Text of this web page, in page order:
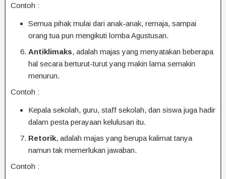
Contoh :
Semua pihak mulai dari anak-anak, remaja, sampai
orang tua pun mengikuti lomba Agustusan.
Antiklimaks, adalah majas yang menyatakan beberapa
hal secara berturut-turut yang makin lama semakin
menurun.
Contoh :
Kepala sekolah, guru, staff sekolah, dan siswa juga hadir
dalam pesta perayaan kelulusan itu.
Retorik, adalah majas yang berupa kalimat tanya
namun tak memerlukan jawaban.
Contoh :